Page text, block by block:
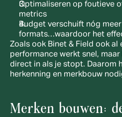
Optimaliseren op foutieve
metrics
Budget verschuift nóg
formats…waardoor het
Zoals ook Binet & Field ook al
performance werkt snel,
direct in als je stopt. Daarom
herkenning en merkbouw
Merken bouwen: